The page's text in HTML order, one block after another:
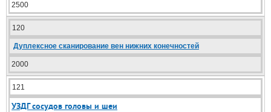
2500
120
Дуплексное сканирование вен нижних конечностей
2000
121
УЗДГ сосудов головы и шеи